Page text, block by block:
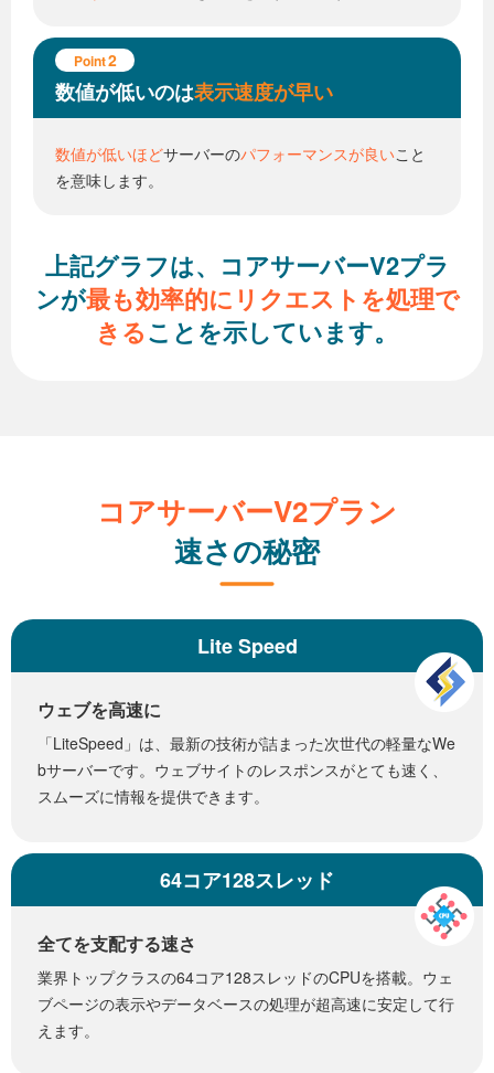
Point2
数値が低いのは表示速度が早い
数値が低いほどサーバーのパフォーマンスが良いこと
を意味します。
上記グラフは、コアサーバーV2プラ
ンが最も効率的に リクエストを処理で
きることを示しています。
コアサーバーV2プラン
速さの秘密
Lite Speed
ウェブを高速に
「LiteSpeed」は、最新の技術が詰まった次世代の軽量なWe
bサーバーです。ウェブサイトのレスポンスがとても速く、
スムーズに情報を提供できます。
64コア128スレッド
全てを支配する速さ
業界トップクラスの64コア128スレッドのCPUを搭載。ウェ
ブページの表示やデータベースの処理が超高速に安定して行
えます。